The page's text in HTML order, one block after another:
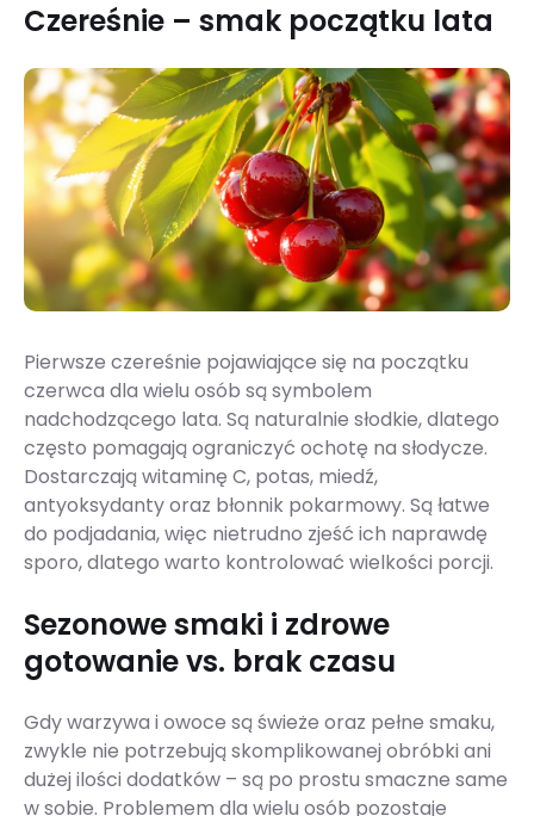
Czereśnie – smak początku lata
Pierwsze czereśnie pojawiające się na początku
czerwca dla wielu osób są symbolem
nadchodzącego lata. Są naturalnie słodkie, dlatego
często pomagają ograniczyć ochotę na słodycze.
Dostarczają witaminę C, potas, miedź,
antyoksydanty oraz błonnik pokarmowy. Są łatwe
do podjadania, więc nietrudno zjeść ich naprawdę
sporo, dlatego warto kontrolować wielkości porcji.
Sezonowe smaki i zdrowe
gotowanie vs. brak czasu
Gdy warzywa i owoce są świeże oraz pełne smaku,
zwykle nie potrzebują skomplikowanej obróbki ani
dużej ilości dodatków – są po prostu smaczne same
w sobie. Problemem dla wielu osób pozostaje